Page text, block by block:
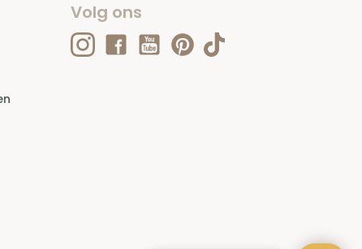
Volg ons